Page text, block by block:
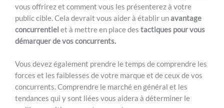
vous offrirez et comment vous les présenterez à votre
public cible. Cela devrait vous aider à établir unavantage
concurrentiel et à mettre en place des tactiques pour vous
démarquer de vos concurrents.
Vous devez également prendre le temps de comprendre les
forces et les faiblesses de votre marque et de ceux de vos
concurrents. Comprendre le marché en général et les
tendances qui y sont liées vous aidera à déterminer le